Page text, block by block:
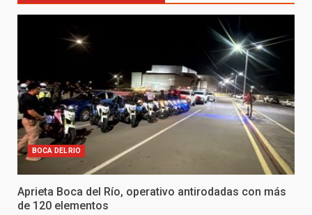
BOCA DEL RIO
Aprieta Boca del Río, operativo antirodadas con más
de 120 elementos